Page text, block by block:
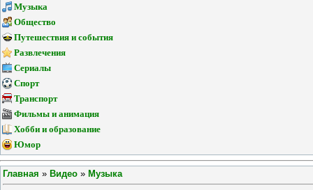
Музыка
Общество
Путешествия и события
Развлечения
Сериалы
Спорт
Транспорт
Фильмы и анимация
Хобби и образование
Юмор
Главная » Видео » Музыка